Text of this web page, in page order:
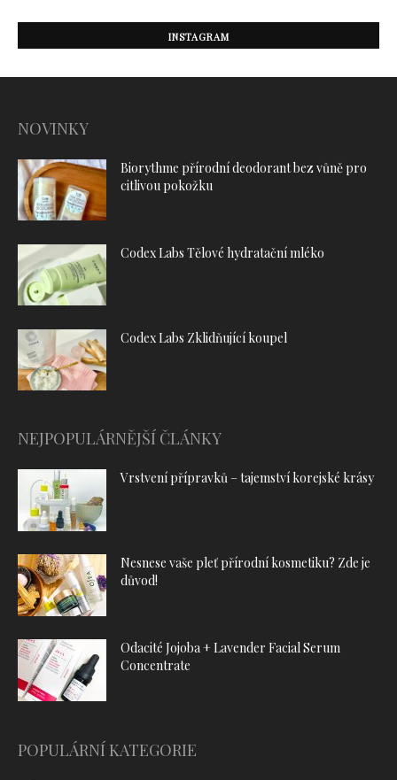
INSTAGRAM
NOVINKY
Biorythme přírodní deodorant bez vůně pro
citlivou pokožku
Codex Labs Tělové hydratační mléko
Codex Labs Zklidňující koupel
NEJPOPULÁRNĚJŠÍ ČLÁNKY
Vrstvení přípravků – tajemství korejské krásy
Nesnese vaše pleť přírodní kosmetiku? Zde je
důvod!
Odacité Jojoba + Lavender Facial Serum
Concentrate
POPULÁRNÍ KATEGORIE